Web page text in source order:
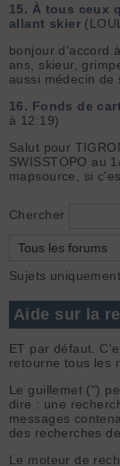
15. À tous ceux
allant skier
bonjour d'accord
ans, skieur,
aussi médecin de
16. Fonds de
à 12:19)
Salut pour
SWISSTOPO au
mapsource, si
Chercher
Sujets uniquement
Aide sur la
ET par défaut.
retourne tous les
Le guillemet (")
dire : une
messages
des recherches
Le moteur de